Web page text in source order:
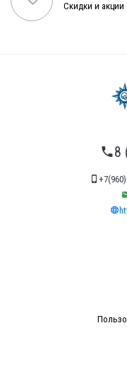
Скидки и акции
8